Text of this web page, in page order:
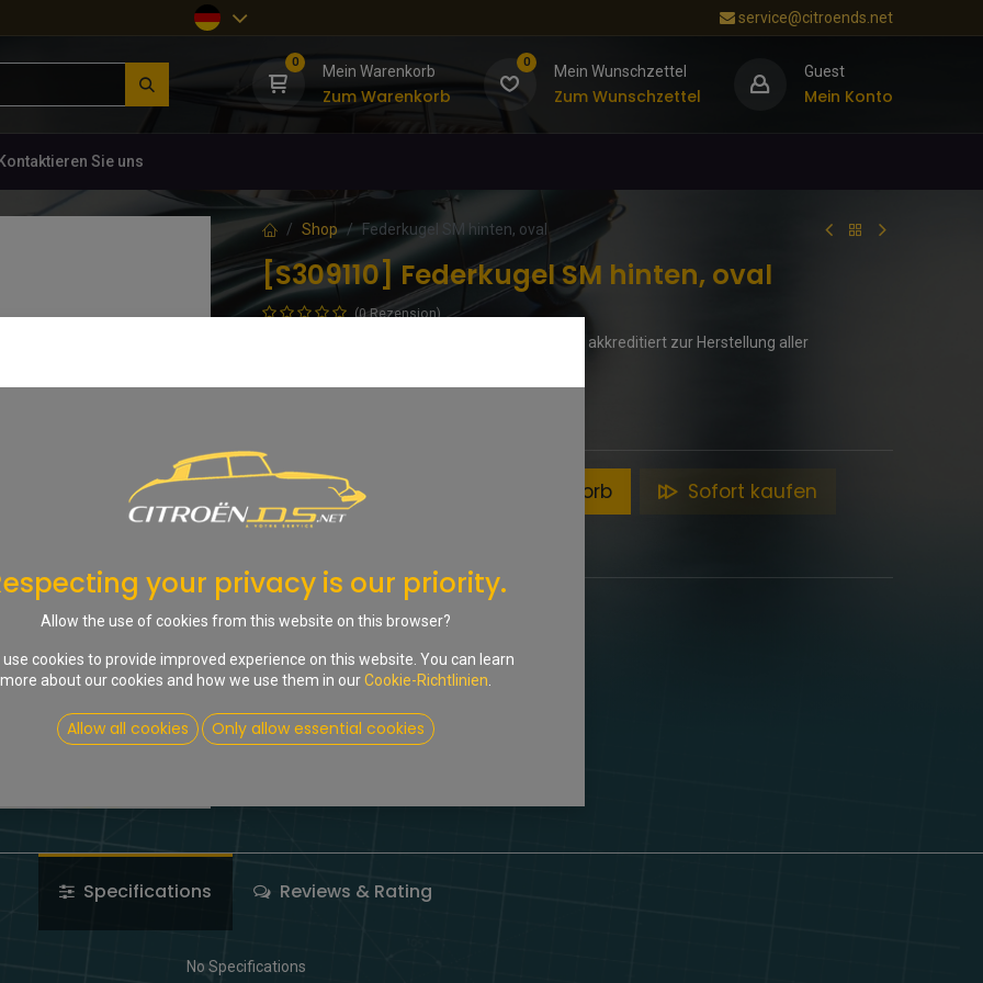
service@citroends.net
0
Mein Warenkorb
Zum Warenkorb
0
Mein Wunschzettel
Zum Wunschzettel
Guest
Mein Konto
Sie uns
Shop Federkugel SM hinten, oval
[S309110] Federkugel SM hinten, oval
(0 Rezension)
Der Hersteller dieser Federkugel ist von Citroën akkreditiert zur Herstellung aller
In den Warenkorb Sofort kaufen
Share :
Specifications Reviews & Rating
No Specifications
your privacy is our priority.
Allow the use of cookies from this website on this browser?
use cookies to provide improved experience on this website. You can learn
more about our cookies and how we use them in ourCookie-Richtlinien
Allow all cookies Only allow essential cookies